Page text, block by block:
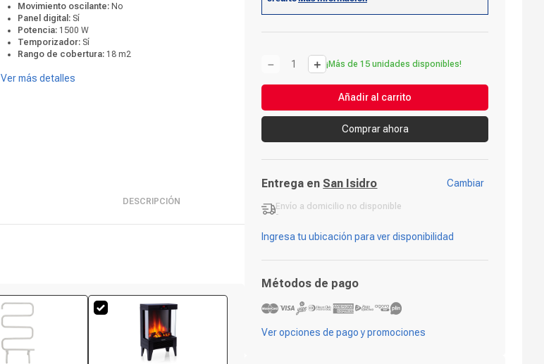
Movimiento oscilante: No
Panel digital: Sí
Potencia: 1500 W
Temporizador: Sí
Rango de cobertura: 18 m2
Ver más detalles
DESCRIPCIÓN
＋
－ ¡Más de 15 unidades disponibles!
Añadir al carrito
Comprar ahora
Entrega en San Isidro Cambiar
Envío a domicilio no disponible
-
Ingresa tu ubicación para ver disponibilidad
Métodos de pago
Ver opciones de pago y promociones